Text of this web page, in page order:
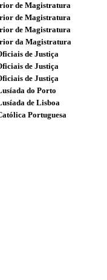
de Magistratura
de Magistratura
de Magistratura
da Magistratura
de Justiça
de Justiça
de Justiça
do Porto
de Lisboa
Portuguesa